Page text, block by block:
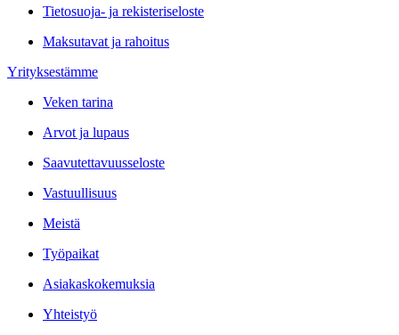
Tietosuoja- ja rekisteriseloste
Maksutavat ja rahoitus
Yrityksestämme
Veken tarina
Arvot ja lupaus
Saavutettavuusseloste
Vastuullisuus
Meistä
Työpaikat
Asiakaskokemuksia
Yhteistyö